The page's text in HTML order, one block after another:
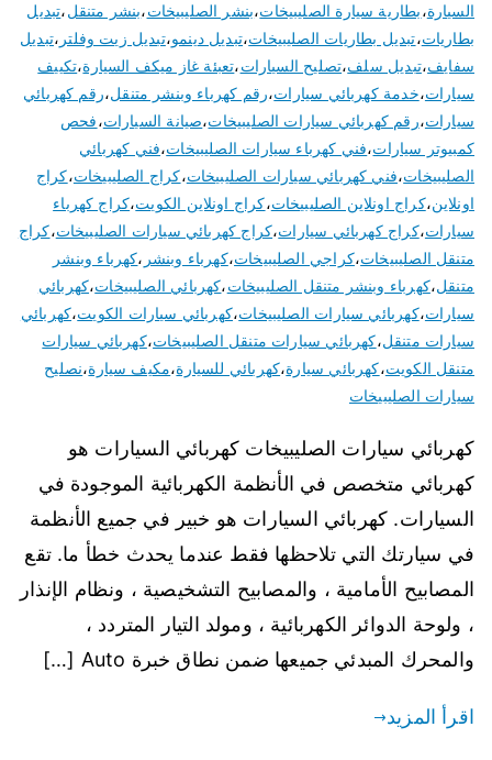
السيارة،بطارية سيارة الصليبيخات،بنشر الصليبيخات،بنشر متنقل،تبديل
بطاريات،تبديل بطاريات الصليبيخات،تبديل دينمو،تبديل زيت وفلتر ،تبديل
سفايف،تبديل سلف،تصليح السيارات،تعبئة غاز ميكف السيارة،تكييف
سيارات،خدمة كهربائي سيارات،رقم كهرباء وبنشر متنقل،رقم كهربائي
سيارات،رقم كهربائي سيارات الصليبيخات،صيانة السيارات،فحص
كمبيوتر سيارات،فني كهرباء سيارات الصليبيخات،فني كهربائي
الصليبيخات،فني كهربائي سيارات الصليبيخات،كراج الصليبيخات،كراج
اونلاين،كراج اونلاين الصليبيخات،كراج اونلاين الكويت،كراج كهرباء
سيارات،كراج كهربائي سيارات،كراج كهربائي سيارات الصليبيخات،كراج
متنقل الصليبيخات،كراجي الصليبيخات،كهرباء وبنشر ،كهرباء وبنشر
متنقل،كهرباء وبنشر متنقل الصليبيخات،كهربائي الصليبيخات،كهربائي
سيارات،كهربائي سيارات الصليبيخات،كهربائي سيارات الكويت،كهربائي
سيارات متنقل،كهربائي سيارات متنقل الصليبيخات،كهربائي سيارات
متنقل الكويت،كهربائي سيارة،كهربائي للسيارة،مكيف سيارة،نصليح
سيارات الصليبيخات
كهربائي سيارات الصليبيخات كهربائي السيارات هو
كهربائي متخصص في الأنظمة الكهربائية الموجودة في
السيارات. كهربائي السيارات هو خبير في جميع الأنظمة
في سيارتك التي تلاحظها فقط عندما يحدث خطأ ما. تقع
المصابيح الأمامية ، والمصابيح التشخيصية ، ونظام الإنذار
، ولوحة الدوائر الكهربائية ، ومولد التيار المتردد ،
والمحرك المبدئي جميعها ضمن نطاق خبرة Auto […]
اقرأ المزيد